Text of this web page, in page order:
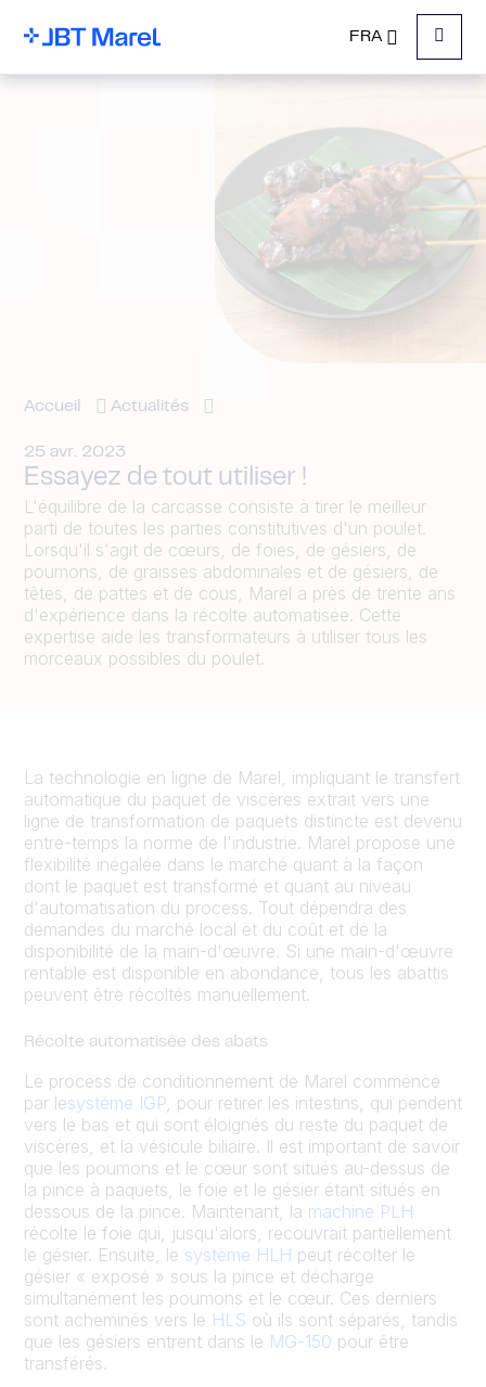
FRA
Menu
Accueil Actualités
25 avr. 2023
Essayez de tout utiliser !
L'équilibre de la carcasse consiste à tirer le meilleur
parti de toutes les parties constitutives d'un poulet.
Lorsqu'il s'agit de cœurs, de foies, de gésiers, de
poumons, de graisses abdominales et de gésiers, de
têtes, de pattes et de cous, Marel a près de trente ans
d'expérience dans la récolte automatisée. Cette
expertise aide les transformateurs à utiliser tous les
morceaux possibles du poulet.
La technologie en ligne de Marel, impliquant le transfert
automatique du paquet de viscères extrait vers une
ligne de transformation de paquets distincte est devenu
entre-temps la norme de l'industrie. Marel propose une
flexibilité inégalée dans le marché quant à la façon
dont le paquet est transformé et quant au niveau
d'automatisation du process. Tout dépendra des
demandes du marché local et du coût et de la
disponibilité de la main-d'œuvre. Si une main-d'œuvre
rentable est disponible en abondance, tous les abattis
peuvent être récoltés manuellement.
Récolte automatisée des abats
Le process de conditionnement de Marel commence
par lesystème IGP, pour retirer les intestins, qui pendent
vers le bas et qui sont éloignés du reste du paquet de
viscères, et la vésicule biliaire. Il est important de savoir
que les poumons et le cœur sont situés au-dessus de
la pince à paquets, le foie et le gésier étant situés en
dessous de la pince. Maintenant, la machine PLH
récolte le foie qui, jusqu'alors, recouvrait partiellement
le gésier. Ensuite, le système HLH peut récolter le
gésier « exposé » sous la pince et décharge
simultanément les poumons et le cœur. Ces derniers
sont acheminés vers le HLS où ils sont séparés, tandis
que les gésiers entrent dans le MG-150 pour être
transférés.